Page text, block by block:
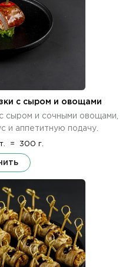
с сыром и овощами
сыром и сочными овощами,
и аппетитную подачу.
= 300 г.